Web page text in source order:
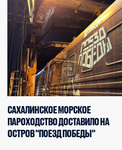
САХАЛИНСКОЕ МОРСКОЕ
ПАРОХОДСТВО ДОСТАВИЛО НА
ОСТРОВ "ПОЕЗД ПОБЕДЫ"